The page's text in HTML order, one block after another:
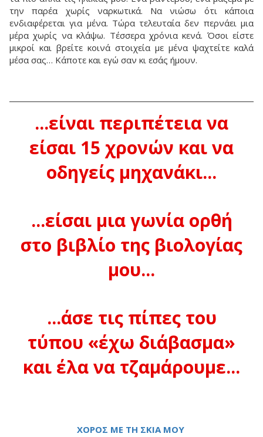
την παρέα χωρίς ναρκωτικά. Να νιώσω ότι κάποια
ενδιαφέρεται για μένα. Τώρα τελευταία δεν περνάει μια
μέρα χωρίς να κλάψω. Τέσσερα χρόνια κενά. Όσοι είστε
μικροί και βρείτε κοινά στοιχεία με μένα ψαχτείτε καλά
μέσα σας… Κάποτε και εγώ σαν κι εσάς ήμουν.
...είναι περιπέτεια να
είσαι 15 χρονών και να
οδηγείς μηχανάκι...
...είσαι μια γωνία ορθή
στο βιβλίο της βιολογίας
μου...
...άσε τις πίπες του
τύπου «έχω διάβασμα»
και έλα να τζαμάρουμε...
ΧΟΡΟΣ ΜΕ ΤΗ ΣΚΙΑ ΜΟΥ